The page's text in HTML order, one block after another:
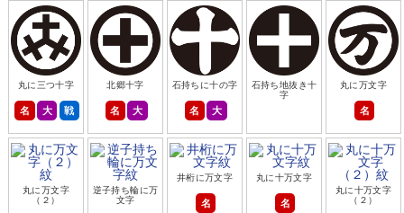
丸に三つ十字
名 大 戦
北郷十字
名 大
石持ちに十の字
名 大
石持ち地抜き十
字
丸に万文字
名
丸に万文字
（２）
逆子持ち輪に万
文字
井桁に万文字
名
丸に十万文字
名
丸に十万文字
（２）